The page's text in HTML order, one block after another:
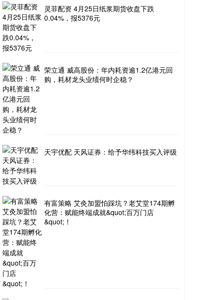
灵菲配资 4月25日纸浆期货收盘下跌
0.04%，报5376元
荣立通 威高股份：年内耗资逾1.2亿港元回
购，耗材龙头业绩何时企稳？
天宇优配 天风证券：给予华纬科技买入评级
有富策略 艾灸加盟怕踩坑？老艾堂174期孵
化营：赋能终端成就&quot;百万门店
&quot;！